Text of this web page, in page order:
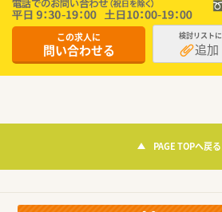
この求人に
問い合わせる
検討リストに
追加
PAGE TOPへ戻る